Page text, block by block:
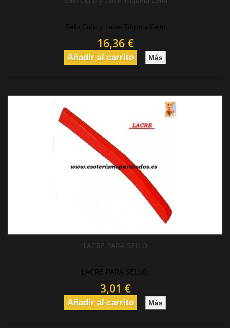
Sello Cuño y Lacre Triqueta Celta
16,36 €
Añadir al carrito Más
LACRE PARA SELLO
LACRE PARA SELLO.
3,01 €
Añadir al carrito Más